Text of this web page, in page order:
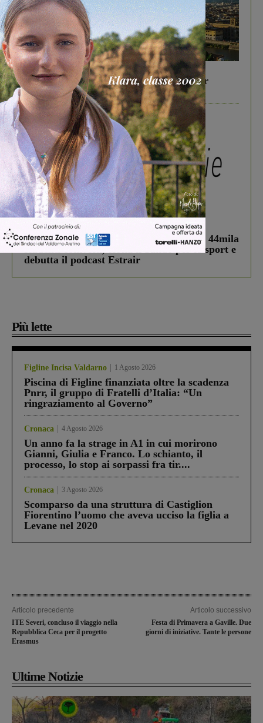
In vetrina 6 Agosto 2026
Gita di famiglia a Firenze: 5 idee per far
divertire i tuoi figli
In vetrina 3 Agosto 2026
Estra Notizie agosto: Smart Cities, oltre 44mila
studenti coinvolti, torna il bando per lo sport e
debutta il podcast Estrair
Più lette
Figline Incisa Valdarno 1 Agosto 2026
Piscina di Figline finanziata oltre la scadenza
Pnrr, il gruppo di Fratelli d’Italia: “Un
ringraziamento al Governo”
Cronaca 4 Agosto 2026
Un anno fa la strage in A1 in cui morirono
Gianni, Giulia e Franco. Lo schianto, il
processo, lo stop ai sorpassi fra tir....
Cronaca 3 Agosto 2026
Scomparso da una struttura di Castiglion
Fiorentino l’uomo che aveva ucciso la figlia a
Levane nel 2020
Articolo precedente
ITE Severi, concluso il viaggio nella
Repubblica Ceca per il progetto
Erasmus
Articolo successivo
Festa di Primavera a Gaville. Due
giorni di iniziative. Tante le persone
Ultime Notizie